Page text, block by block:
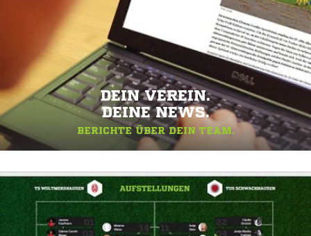
DEIN VEREIN.
DEINE NEWS.
BERICHTE ÜBER DEIN TEAM.